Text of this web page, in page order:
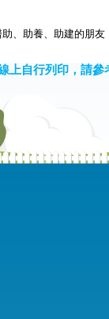
、助養、助建的朋
上自行列印，請參